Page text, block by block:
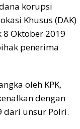
korupsi
Khusus (DAK)
8 Oktober 2019
penerima
oleh KPK,
dengan
dari unsur Polri.